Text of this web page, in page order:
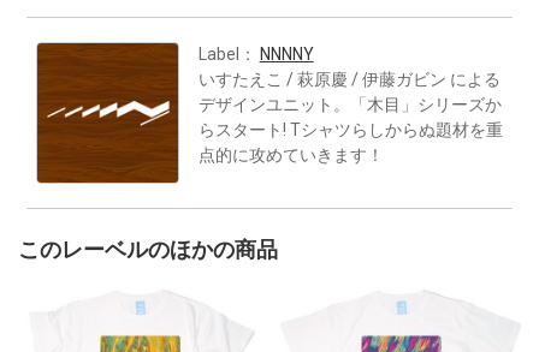
Label：
NNNNY
いすたえこ / 萩原慶 / 伊藤ガビン による
デザインユニット。「木目」シリーズか
らスタート! Tシャツらしからぬ題材を重
点的に攻めていきます！
このレーベルのほかの商品